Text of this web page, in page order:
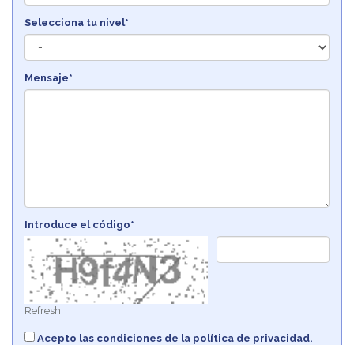
Selecciona tu nivel*
Mensaje*
Introduce el código*
Refresh
Acepto las condiciones de la política de privacidad.